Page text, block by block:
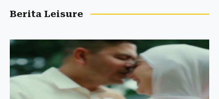
Berita Leisure